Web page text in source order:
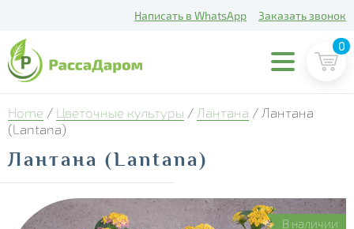
Написать в WhatsApp Заказать звонок
0
Home / Цветочные культуры / Лантана / Лантана
(Lantana)
Лантана (Lantana)
В наличии